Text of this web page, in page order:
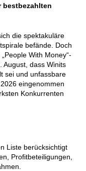
bestbezahlten
die spektakuläre
befände. Doch
With Money“-
August, dass Winits
sei und unfassbare
eingenommen
Konkurrenten
Liste berücksichtigt
Profitbeteiligungen,